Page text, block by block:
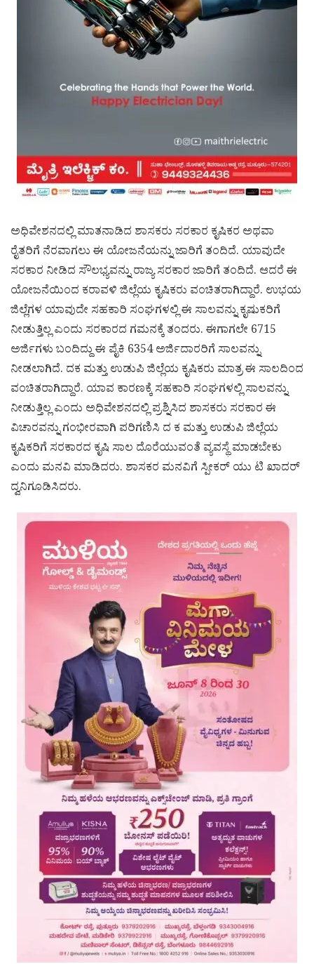
ಅಧಿವೇಶನದಲ್ಲಿ ಮಾತನಾಡಿದ ಶಾಸಕರು ಸರಕಾರ ಕೃಷಿಕರ ಅಥವಾ
ರೈತರಿಗೆ ನೆರವಾಗಲು ಈ ಯೋಜನೆಯನ್ನು ಜಾರಿಗೆ ತಂದಿದೆ. ಯಾವುದೇ
ಸರಕಾರ ನೀಡಿದ ಸೌಲಭ್ಯವನ್ನು ರಾಜ್ಯ ಸರಕಾರ ಜಾರಿಗೆ ತಂದಿದೆ. ಆದರೆ ಈ
ಯೋಜನೆಯಿಂದ ಕರಾವಳಿ ಜಿಲ್ಲೆಯ ಕೃಷಿಕರು ವಂಚಿತರಾಗಿದ್ದಾರೆ. ಉಭಯ
ಜಿಲ್ಲೆಗಳ ಯಾವುದೇ ಸಹಕಾರಿ ಸಂಘಗಳಲ್ಲಿ ಈ ಸಾಲವನ್ನು ಕೃಷುಕರಿಗೆ
ನೀಡುತ್ತಿಲ್ಲ ಎಂದು ಸರಕಾರದ ಗಮನಕ್ಕೆ ತಂದರು. ಈಗಾಗಲೇ 6715
ಅರ್ಜಿಗಳು ಬಂದಿದ್ದು ಈ ಪೈಕಿ 6354 ಅರ್ಜಿದಾರರಿಗೆ ಸಾಲವನ್ನು
ನೀಡಲಾಗಿದೆ. ದಕ ಮತ್ತು ಉಡುಪಿ ಜಿಲ್ಲೆಯ ಕೃಷಿಕರು ಮಾತ್ರ ಈ ಸಾಲದಿಂದ
ವಂಚಿತರಾಗಿದ್ದಾರೆ. ಯಾವ ಕಾರಣಕ್ಕೆ ಸಹಕಾರಿ ಸಂಘಗಳಲ್ಲಿ ಸಾಲವನ್ನು
ನೀಡುತ್ತಿಲ್ಲ ಎಂದು ಅಧಿವೇಶನದಲ್ಲಿ ಪ್ರಶ್ನಿಸಿದ ಶಾಸಕರು ಸರಕಾರ ಈ
ವಿಚಾರವನ್ನು ಗಂಭೀರವಾಗಿ ಪರಿಗಣಿಸಿ ದ ಕ ಮತ್ತು ಉಡುಪಿ ಜಿಲ್ಲೆಯ
ಕೃಷಿಕರಿಗೆ ಸರಕಾರದ ಕೃಷಿ ಸಾಲ ದೊರೆಯುವಂತೆ ವ್ಯವಸ್ಥೆ ಮಾಡಬೇಕು
ಎಂದು ಮನವಿ ಮಾಡಿದರು. ಶಾಸಕರ ಮನವಿಗೆ ಸ್ಪೀಕರ್ ಯು ಟಿ ಖಾದರ್
ದ್ವನಿಗೂಡಿಸಿದರು.